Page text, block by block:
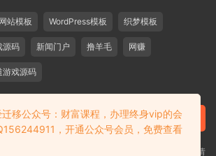
站模板 WordPress模板 织梦模板
源码 新闻门户 撸羊毛 网赚
游戏源码
大部分资源收集于网络，若侵犯了您的合法权益，请
移公众号：财富课程，办理终身vip的会
，开通公众号会员，免费查看